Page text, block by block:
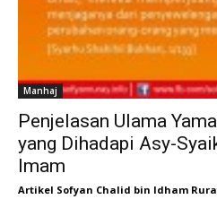
Manhaj
Penjelasan Ulama
yang Dihadapi Asy-
Imam
Artikel Sofyan Chalid bin Idham